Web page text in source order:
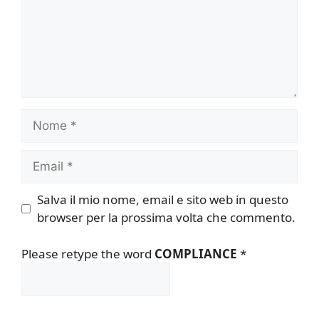
Nome
Email
Salva il mio nome, email e sito web in questo
browser per la prossima volta che commento.
Please retype the word COMPLIANCE *